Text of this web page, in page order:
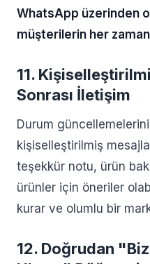
WhatsApp üzerinden
müşterilerin her
11.
Sonrası İletişim
Durum
kişiselleştirilmiş
teşekkür notu, ürün
ürünler için öneriler
kurar ve olumlu bir
12. Doğrudan